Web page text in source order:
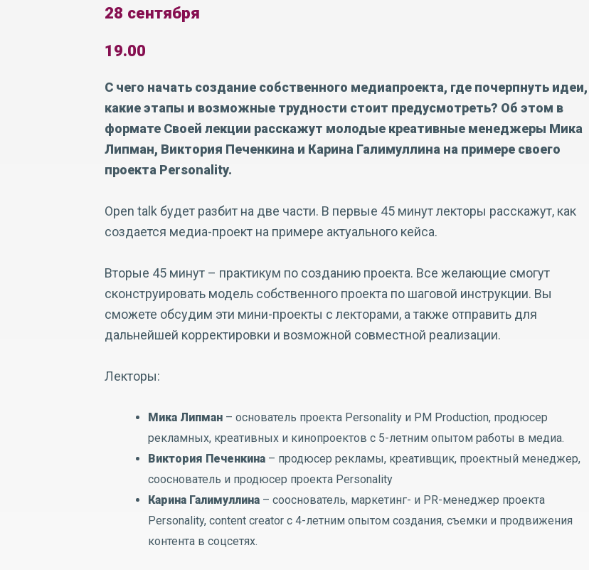
28 сентября
19.00
С чего начать создание собственного медиапроекта, где почерпнуть идеи,
какие этапы и возможные трудности стоит предусмотреть? Об этом в
формате Своей лекции расскажут молодые креативные менеджеры Мика
Липман, Виктория Печенкина и Карина Галимуллина на примере своего
проекта Personality.
Open talk будет разбит на две части. В первые 45 минут лекторы расскажут, как
создается медиа-проект на примере актуального кейса.
Вторые 45 минут – практикум по созданию проекта. Все желающие смогут
сконструировать модель собственного проекта по шаговой инструкции. Вы
сможете обсудим эти мини-проекты с лекторами, а также отправить для
дальнейшей корректировки и возможной совместной реализации.
Лекторы:
Мика Липман– основатель проекта Personality и PM Production, продюсер
рекламных, креативных и кинопроектов с 5-летним опытом работы в медиа.
Виктория Печенкина– продюсер рекламы, креативщик, проектный менеджер,
сооснователь и продюсер проекта Personality
Карина Галимуллина– сооснователь, маркетинг- и PR-менеджер проекта
Personality, сontent сreator с 4-летним опытом создания, съемки и продвижения
контента в соцсетях.